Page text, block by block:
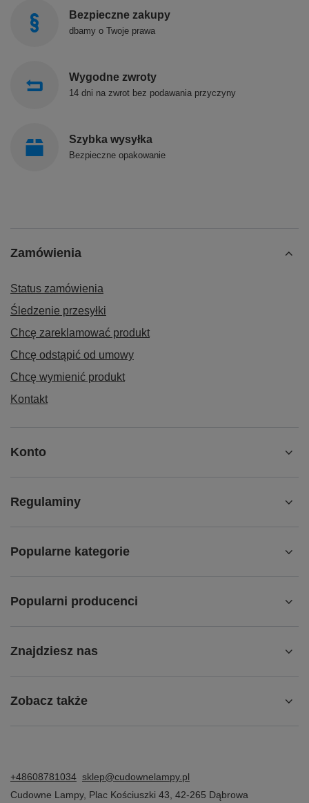
Bezpieczne zakupy
dbamy o Twoje prawa
Wygodne zwroty
14 dni na zwrot bez podawania przyczyny
Szybka wysyłka
Bezpieczne opakowanie
Zamówienia
Status zamówienia
Śledzenie przesyłki
Chcę zareklamować produkt
Chcę odstąpić od umowy
Chcę wymienić produkt
Kontakt
Konto
Regulaminy
Popularne kategorie
Popularni producenci
Znajdziesz nas
Zobacz także
+48608781034 sklep@cudownelampy.pl
Cudowne Lampy, Plac Kościuszki 43 42-265 Dąbrowa